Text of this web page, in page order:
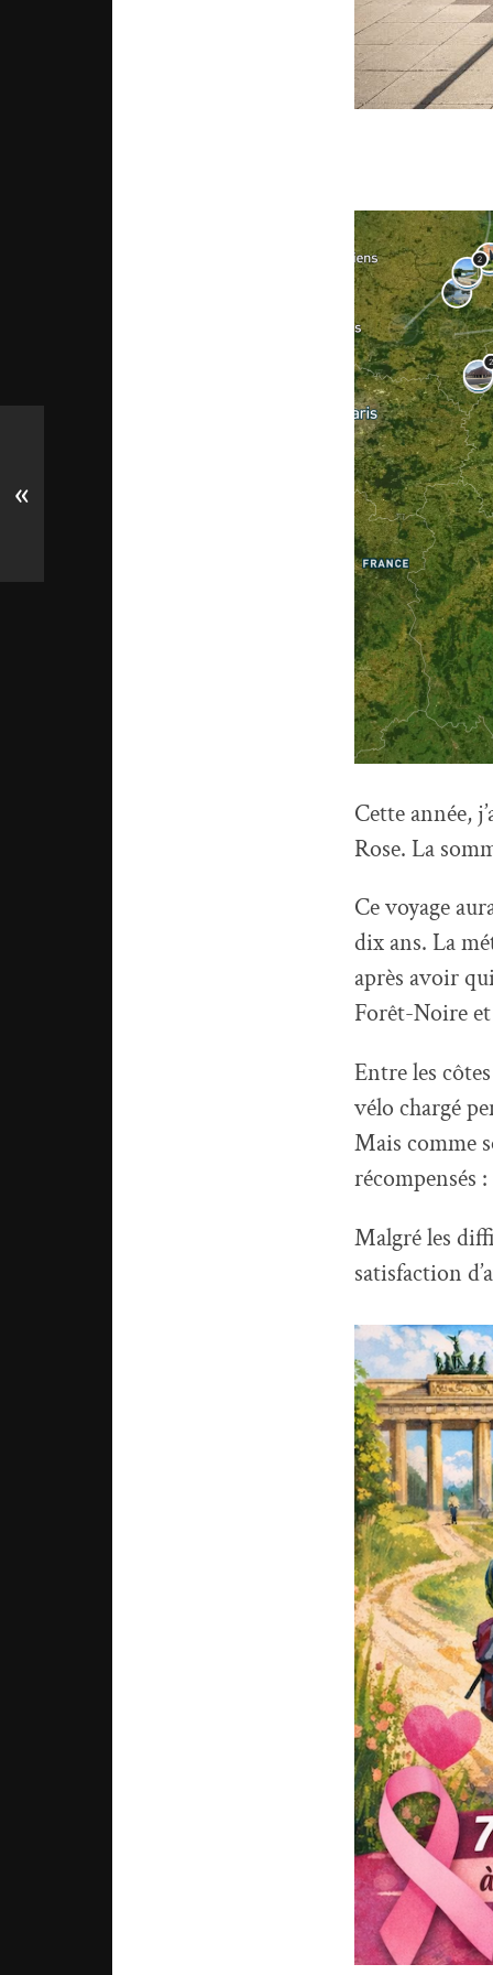
Cette année,
Rose. La
Ce voyage
dix ans. La
après avoir
Forêt-Noire
Entre les
vélo chargé
Mais comme
récompensés
Malgré les
satisfaction
«